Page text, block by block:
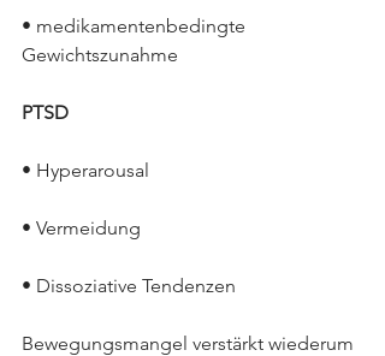
• medikamentenbedingte
Gewichtszunahme
PTSD
• Hyperarousal
• Vermeidung
• Dissoziative Tendenzen
Bewegungsmangel verstärkt wiederum